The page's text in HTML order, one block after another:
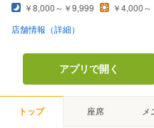
￥8,000～￥9,999 ￥4,000
店舗情報（詳細）
アプリで開く
トップ 座席 メ